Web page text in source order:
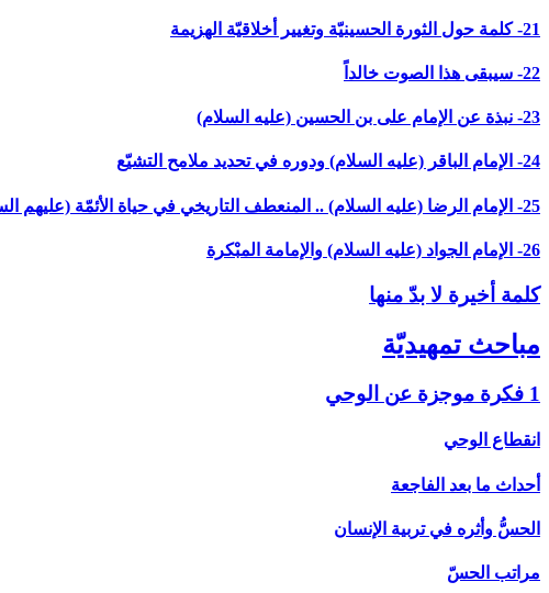
21- كلمة حول الثورة الحسينيّة وتغيير أخلاقيّة الهزيمة
22- سيبقى هذا الصوت خالداً
23- نبذة عن الإمام على بن الحسين (عليه السلام)
24- الإمام الباقر (عليه السلام) ودوره في تحديد ملامح التشيّع
25- الإمام الرضا (عليه السلام) .. المنعطف التاريخي في حياة الأئمّة (عليهم السلام)
26- الإمام الجواد (عليه السلام) والإمامة المبْكرة
كلمة أخيرة لا بدّ منها
مباحث تمهيديّة
1 فكرة موجزة عن الوحي‏
انقطاع الوحي
أحداث ما بعد الفاجعة
الحسُّ وأثره في تربية الإنسان
مراتب الحسّ